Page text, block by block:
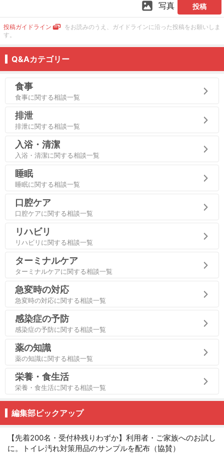
写真 投稿
投稿ガイドライン
をお読みのうえ、ガイドラインに沿った投稿をお願いしま
す。
Q&Aカテゴリー
食事
食事に関する相談一覧
排泄
排泄に関する相談一覧
入浴・清潔
入浴・清潔に関する相談一覧
睡眠
睡眠に関する相談一覧
口腔ケア
口腔ケアに関する相談一覧
リハビリ
リハビリに関する相談一覧
ターミナルケア
ターミナルケアに関する相談一覧
急変時の対応
急変時の対応に関する相談一覧
感染症の予防
感染症の予防に関する相談一覧
薬の知識
薬の知識に関する相談一覧
栄養・食生活
栄養・食生活に関する相談一覧
編集部ピックアップ
【先着200名・受付枠残りわずか】利用者・ご家族へのお試し
に。トイレ汚れ対策用品のサンプルを配布（協賛）